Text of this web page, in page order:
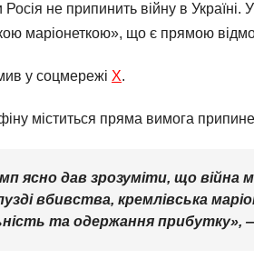
не припинить війну в
маріонеткою», що є прямою
у соцмережі Х.
міститься пряма вимога
ясно дав зрозуміти, що війна
вбивства, кремлівська
та одержання прибутку»,